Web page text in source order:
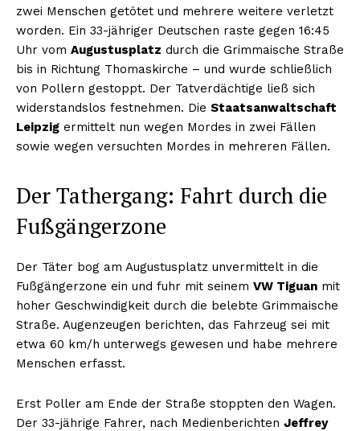
zwei Menschen getötet und mehrere weitere verletzt
worden. Ein 33-jähriger Deutschen raste gegen 16:45
Uhr vom Augustusplatz durch die Grimmaische Straße
bis in Richtung Thomaskirche – und wurde schließlich
von Pollern gestoppt. Der Tatverdächtige ließ sich
widerstandslos festnehmen. Die Staatsanwaltschaft
Leipzig ermittelt nun wegen Mordes in zwei Fällen
sowie wegen versuchten Mordes in mehreren Fällen.
Der Tathergang: Fahrt durch die
Fußgängerzone
Der Täter bog am Augustusplatz unvermittelt in die
Fußgängerzone ein und fuhr mit seinem VW Tiguan mit
hoher Geschwindigkeit durch die belebte Grimmaische
Straße. Augenzeugen berichten, das Fahrzeug sei mit
etwa 60 km/h unterwegs gewesen und habe mehrere
Menschen erfasst.
Erst Poller am Ende der Straße stoppten den Wagen.
Der 33-jährige Fahrer, nach Medienberichten Jeffrey